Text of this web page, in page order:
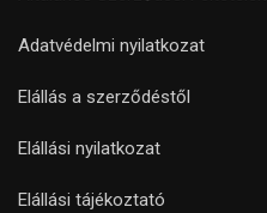
Adatvédelmi nyilatkozat
Elállás a szerződéstől
Elállási nyilatkozat
Elállási tájékoztató